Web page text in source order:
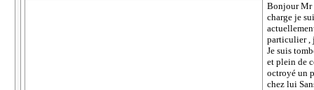
Bonjour Mr
charge je
particulier ,
Je suis
et plein de
octroyé un
chez lui